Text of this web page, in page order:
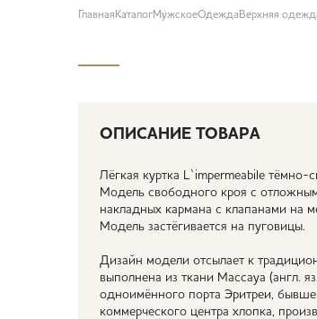
Главная КаталогМужскоеОдежда Верхняя
ОПИСАНИЕ ТОВАРА
Лёгкая куртка L`impermeabile
Модель свободного кроя с
накладных кармана с клапанами на
Модель застёгивается на пуговицы.
Дизайн модели отсылает к
выполнена из ткани Массауа (англ.
одноимённого порта Эритреи,
коммерческого центра хлопка,